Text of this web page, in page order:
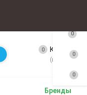
0 Корзина
(пусто)
Бренды
0
0
0